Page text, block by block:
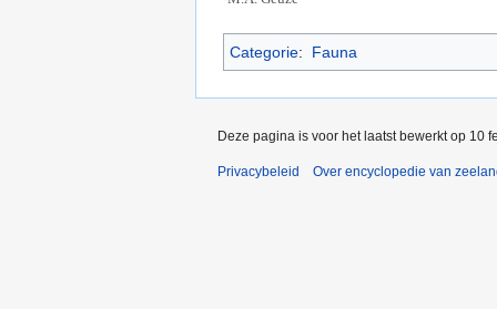
Categorie: Fauna
Deze pagina is voor het laatst bewerkt op 10
Privacybeleid Over encyclopedie van